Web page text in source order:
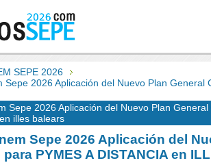
SEPE 2026
Sepe 2026 Aplicación del Nuevo Plan General
Sepe 2026 Aplicación del Nuevo Plan
illes balears
Sepe 2026 Aplicación del
PYMES A DISTANCIA en